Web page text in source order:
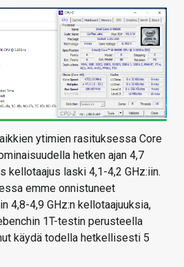
ytimien rasituksessa Core
hetken ajan 4,7
kellotaajus laski 4,1-4,2 GHz:iin.
emme onnistuneet
4,8-4,9 GHz:n kellotaajuuksia,
1T-testin perusteella
käydä todella hetkellisesti 5